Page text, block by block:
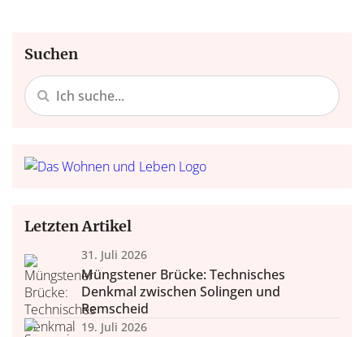
Suchen
Letzten Artikel
31. Juli 2026
Müngstener Brücke: Technisches
Denkmal zwischen Solingen und
Remscheid
19. Juli 2026